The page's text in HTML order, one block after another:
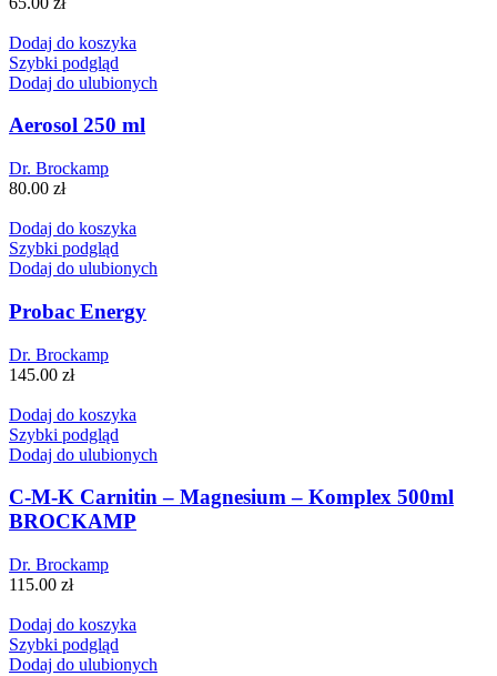
Dodaj do koszyka
Szybki podgląd
Dodaj do ulubionych
Aerosol 250 ml
Dr. Brockamp
80.00 zł
Dodaj do koszyka
Szybki podgląd
Dodaj do ulubionych
Probac Energy
Dr. Brockamp
145.00 zł
Dodaj do koszyka
Szybki podgląd
Dodaj do ulubionych
C-M-K Carnitin – Magnesium – Komplex 500ml
BROCKAMP
Dr. Brockamp
115.00 zł
Dodaj do koszyka
Szybki podgląd
Dodaj do ulubionych